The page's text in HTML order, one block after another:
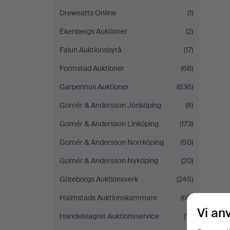
Dreweatts Online
(1)
Ekenbergs Auktioner
(2)
Falun Auktionsbyrå
(17)
Formstad Auktioner
(68)
Garpenhus Auktioner
(636)
Gomér & Andersson Jönköping
(8)
Gomér & Andersson Linköping
(173)
Gomér & Andersson Norrköping
(50)
Gomér & Andersson Nyköping
(20)
Göteborgs Auktionsverk
(245)
Halmstads Auktionskammare
(68)
Handelslagret Auktionsservice
(17)
Vi